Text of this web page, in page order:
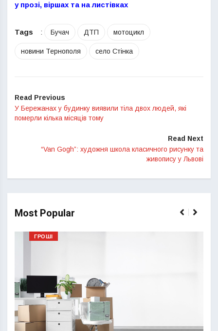
у прозі, віршах та на листівках
Tags : Бучач ДТП мотоцикл
новини Тернополя село Стінка
Read Previous
У Бережанах у будинку виявили тіла двох людей, які
померли кілька місяців тому
Read Next
“Van Gogh”: художня школа класичного рисунку та
живопису у Львові
Most Popular
ГРОШІ